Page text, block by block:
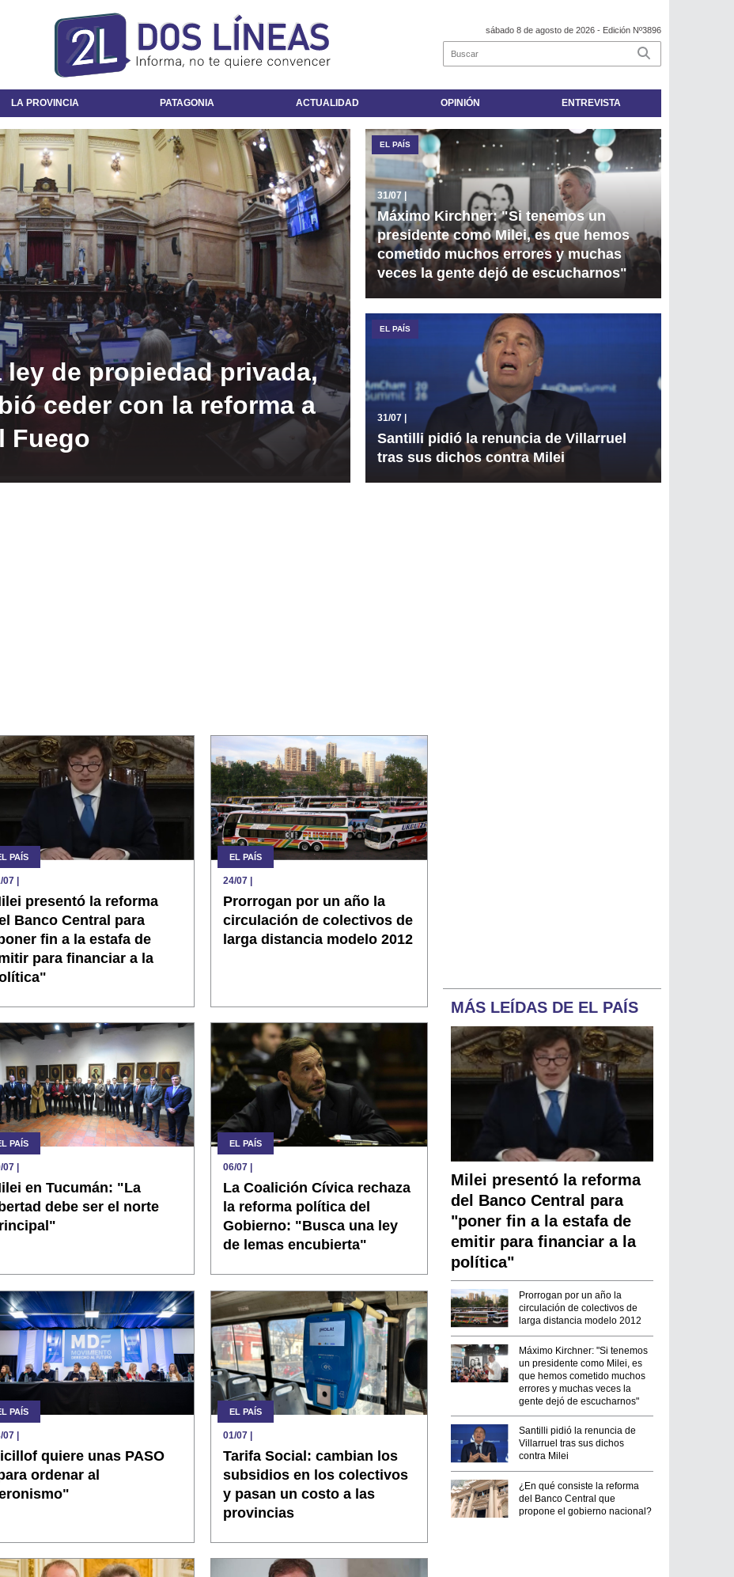
sábado 8 de agosto de 2026 - Edición Nº3896
LA PROVINCIA PATAGONIA ACTUALIDAD OPINIÓN ENTREVISTA
de propiedad privada,
ceder con la reforma a
Fuego
EL PAÍS
31/07
Máximo Kirchner: "Si tenemos un
presidente como Milei, es que hemos
cometido muchos errores y muchas
veces la gente dejó de escucharnos"
EL PAÍS
31/07
Santilli pidió la renuncia de Villarruel
tras sus dichos contra Milei
PAÍS
07|
presentó la reforma
Banco Central para
fin a la estafa de
para financiar a la
EL PAÍS
24/07|
Prorrogan por un año la
circulación de colectivos de
larga distancia modelo 2012
PAÍS
07|
en Tucumán: "La
debe ser el norte
EL PAÍS
06/07|
La Coalición Cívica rechaza
la reforma política del
Gobierno: "Busca una ley
de lemas encubierta"
PAÍS
07|
quiere unas PASO
ordenar al
EL PAÍS
01/07|
Tarifa Social: cambian los
subsidios en los colectivos
y pasan un costo a las
provincias
MÁS LEÍDAS DE EL PAÍS
Milei presentó la reforma
del Banco Central para
"poner fin a la estafa de
emitir para financiar a la
política"
Prorrogan por un año la
circulación de colectivos de
larga distancia modelo 2012
Máximo Kirchner: "Si tenemos
un presidente como Milei, es
que hemos cometido muchos
errores y muchas veces la
gente dejó de escucharnos"
Santilli pidió la renuncia de
Villarruel tras sus dichos
contra Milei
¿En qué consiste la reforma
del Banco Central que
propone el gobierno nacional?